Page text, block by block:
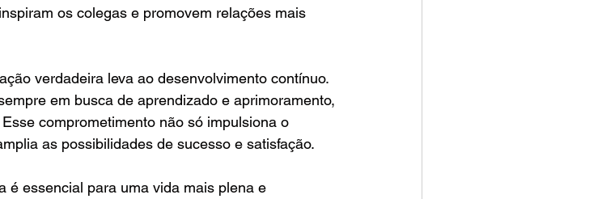
os colegas e promovem relações mais
verdadeira leva ao desenvolvimento contínuo.
em busca de aprendizado e aprimoramento,
comprometimento não só impulsiona o
as possibilidades de sucesso e satisfação.
é essencial para uma vida mais plena e